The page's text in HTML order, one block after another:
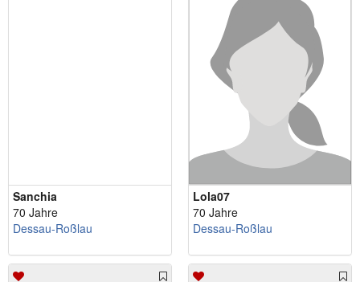
Sanchia
70 Jahre
Dessau-Roßlau
Lola07
70 Jahre
Dessau-Roßlau